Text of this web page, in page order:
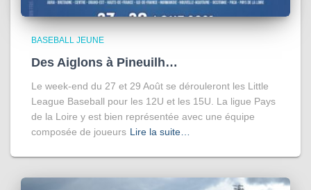
BASEBALL JEUNE
Des Aiglons à Pineuilh…
Le week-end du 27 et 29 Août se dérouleront les Little
League Baseball pour les 12U et les 15U. La ligue Pays
de la Loire y est bien représentée avec une équipe
composée de joueurs Lire la suite…